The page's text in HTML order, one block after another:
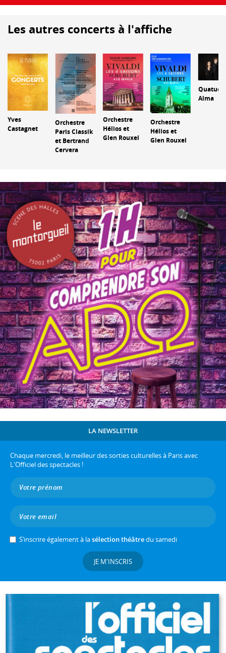
Les autres concerts à l'affiche
Yves
Castagnet
Orchestre
Paris Classik
et Bertrand
Cervera
Orchestre
Hélios et
Glen Rouxel
Orchestre
Hélios et
Glen Rouxel
Quatuor
Alma
LA NEWSLETTER
Chaque mercredi, le meilleur des sorties culturelles à Paris avec
L'Officiel des spectacles !
S’inscrire également à lasélection théâtredu samedi
JE M'INSCRIS